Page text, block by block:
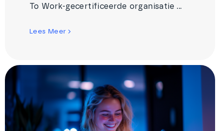
To Work-gecertificeerde organisatie ...
Lees Meer